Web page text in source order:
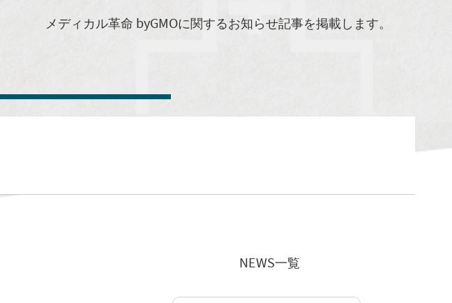
メディカル革命 byGMOに関するお知らせ記事を掲載します。
NEWS一覧